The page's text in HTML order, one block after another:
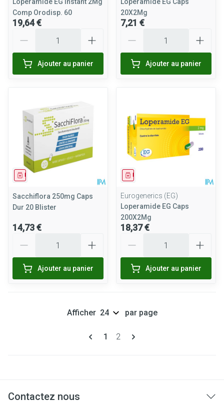
Comp Orodisp. 60
19,64 €
Ajouter au panier
20X2Mg
7,21 €
Ajouter au panier
Médicament
Sacchiflora 250mg Caps
Dur 20 Blister
14,73 €
Ajouter au panier
Eurogenerics (EG)
Loperamide EG Caps
200X2Mg
18,37 €
Ajouter au panier
Pages
Vous lisez actuellement la page
1 Page
2
Afficher par page
Contactez nous